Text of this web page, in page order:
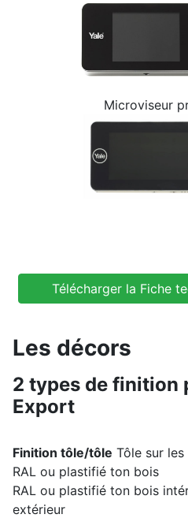
Microviseur
Télécharger la Fiche
Les décors
2 types de finition
Export
Finition tôle/tôle Tôle sur
RAL ou plastifié ton bois
RAL ou plastifié ton bois
extérieur